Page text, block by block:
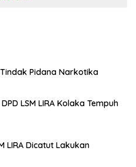
Pidana Narkotika
LSM LIRA Kolaka Tempuh
LIRA Dicatut Lakukan